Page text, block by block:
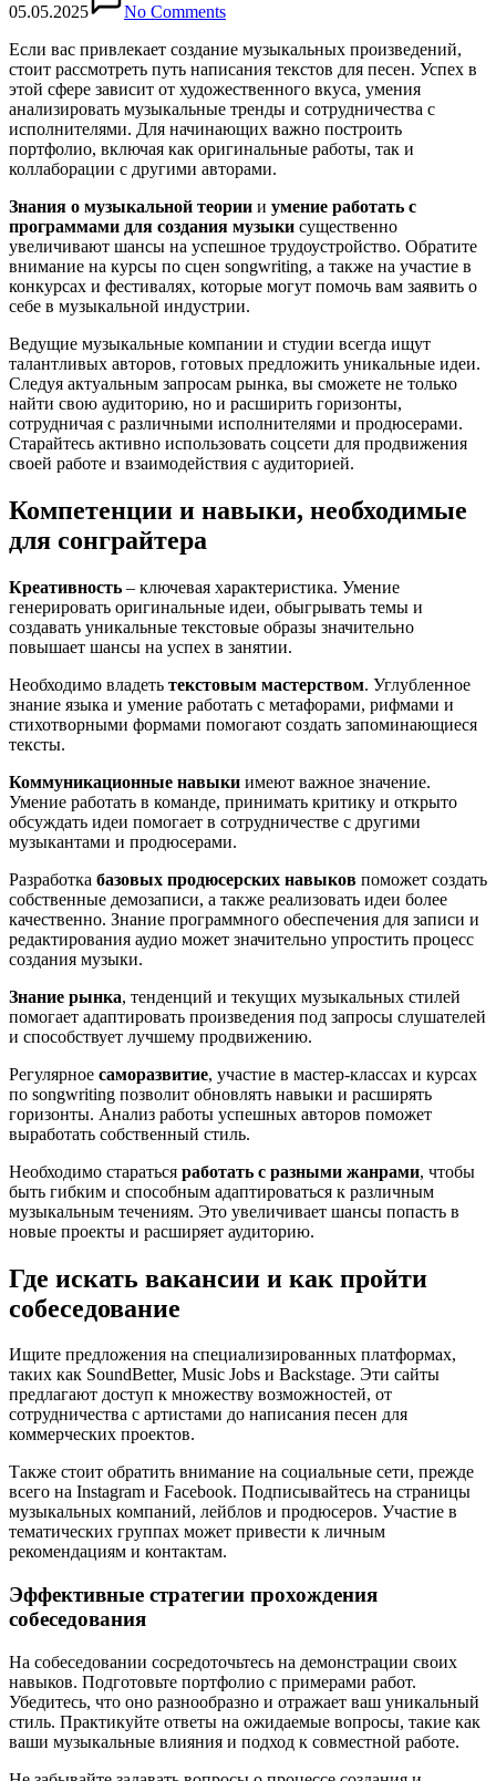
05.05.2025
No Comments
Если вас привлекает создание музыкальных произведений,
стоит рассмотреть путь написания текстов для песен. Успех в
этой сфере зависит от художественного вкуса, умения
анализировать музыкальные тренды и сотрудничества с
исполнителями. Для начинающих важно построить
портфолио, включая как оригинальные работы, так и
коллаборации с другими авторами.
Знания о музыкальной теории и умение работать с
программами для создания музыки существенно
увеличивают шансы на успешное трудоустройство. Обратите
внимание на курсы по сцен songwriting, а также на участие в
конкурсах и фестивалях, которые могут помочь вам заявить о
себе в музыкальной индустрии.
Ведущие музыкальные компании и студии всегда ищут
талантливых авторов, готовых предложить уникальные идеи.
Следуя актуальным запросам рынка, вы сможете не только
найти свою аудиторию, но и расширить горизонты,
сотрудничая с различными исполнителями и продюсерами.
Старайтесь активно использовать соцсети для продвижения
своей работе и взаимодействия с аудиторией.
Компетенции и навыки, необходимые
для сонграйтера
Креативность – ключевая характеристика. Умение
генерировать оригинальные идеи, обыгрывать темы и
создавать уникальные текстовые образы значительно
повышает шансы на успех в занятии.
Необходимо владеть текстовым мастерством. Углубленное
знание языка и умение работать с метафорами, рифмами и
стихотворными формами помогают создать запоминающиеся
тексты.
Коммуникационные навыки имеют важное значение.
Умение работать в команде, принимать критику и открыто
обсуждать идеи помогает в сотрудничестве с другими
музыкантами и продюсерами.
Разработка базовых продюсерских навыков поможет создать
собственные демозаписи, а также реализовать идеи более
качественно. Знание программного обеспечения для записи и
редактирования аудио может значительно упростить процесс
создания музыки.
Знание рынка, тенденций и текущих музыкальных стилей
помогает адаптировать произведения под запросы слушателей
и способствует лучшему продвижению.
Регулярное саморазвитие, участие в мастер-классах и курсах
по songwriting позволит обновлять навыки и расширять
горизонты. Анализ работы успешных авторов поможет
выработать собственный стиль.
Необходимо стараться работать с разными жанрами, чтобы
быть гибким и способным адаптироваться к различным
музыкальным течениям. Это увеличивает шансы попасть в
новые проекты и расширяет аудиторию.
Где искать вакансии и как пройти
собеседование
Ищите предложения на специализированных платформах,
таких как SoundBetter, Music Jobs и Backstage. Эти сайты
предлагают доступ к множеству возможностей, от
сотрудничества с артистами до написания песен для
коммерческих проектов.
Также стоит обратить внимание на социальные сети, прежде
всего на Instagram и Facebook. Подписывайтесь на страницы
музыкальных компаний, лейблов и продюсеров. Участие в
тематических группах может привести к личным
рекомендациям и контактам.
Эффективные стратегии прохождения
собеседования
На собеседовании сосредоточьтесь на демонстрации своих
навыков. Подготовьте портфолио с примерами работ.
Убедитесь, что оно разнообразно и отражает ваш уникальный
стиль. Практикуйте ответы на ожидаемые вопросы, такие как
ваши музыкальные влияния и подход к совместной работе.